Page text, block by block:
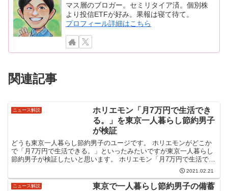
マス層のブロガー。セミリタイア済。個別株
より投信ETFが好み。果報は寝て待て。
プロフィール詳細はこちら
関連記事
ニュース解説
ホリエモン「月7万円で生活でき
る。」を東京一人暮らし節約男子
が検証
どうも東京一人暮らし節約男子のユージです。 ホリエモンがどこか
で「月7万円で生活できる。」といったみたいですが東京一人暮らし
節約男子が検証したいと思います。 ホリエモン「月7万円で生活でき
る。」を東京一人暮らし節約男子が検証第一印象としては...2021.02.21
ニュース解説
東京で一人暮らし節約男子の備蓄